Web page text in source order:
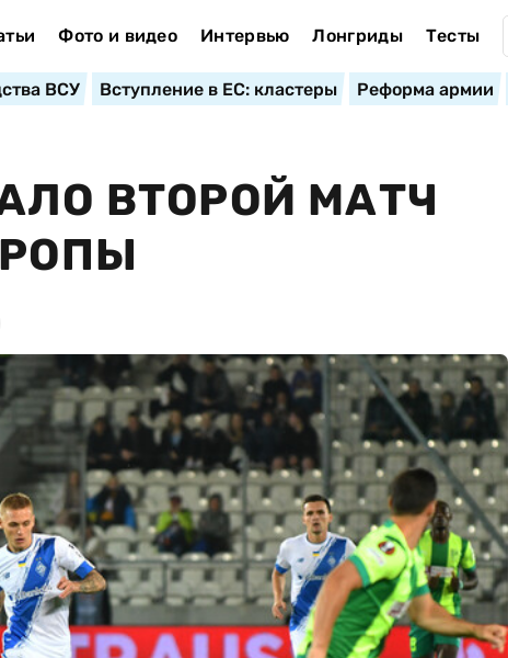
Фото и видео Интервью Лонгриды Тесты
ВСУ Вступление в ЕС: кластеры Реформа армии
ВТОРОЙ МАТЧ